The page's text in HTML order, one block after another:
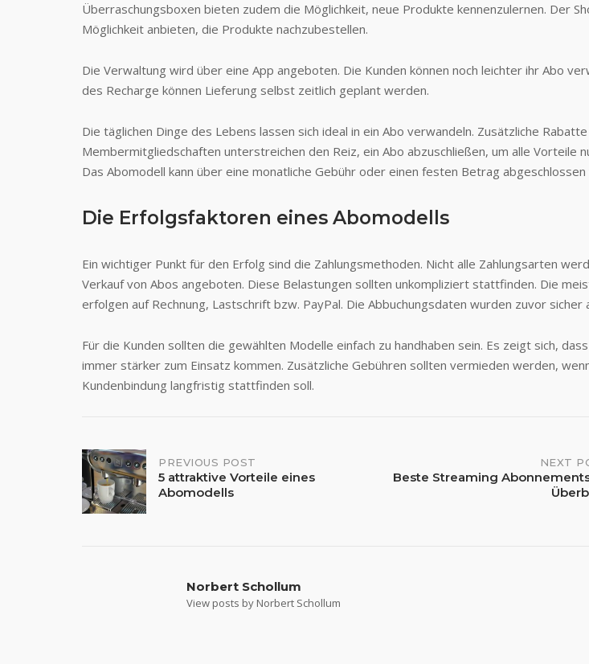
Überraschungsboxen bieten zudem die Möglichkeit, neue Produkte kennenzulernen. Der
Möglichkeit anbieten, die Produkte nachzubestellen.
Die Verwaltung wird über eine App angeboten. Die Kunden können noch leichter ihr Abo
des Recharge können Lieferung selbst zeitlich geplant werden.
Die täglichen Dinge des Lebens lassen sich ideal in ein Abo verwandeln. Zusätzliche
Membermitgliedschaften unterstreichen den Reiz, ein Abo abzuschließen, um alle Vorteile
Das Abomodell kann über eine monatliche Gebühr oder einen festen Betrag
Die Erfolgsfaktoren eines Abomodells
Ein wichtiger Punkt für den Erfolg sind die Zahlungsmethoden. Nicht alle Zahlungsarten
Verkauf von Abos angeboten. Diese Belastungen sollten unkompliziert stattfinden. Die
erfolgen auf Rechnung, Lastschrift bzw. PayPal. Die Abbuchungsdaten wurden zuvor sicher
Für die Kunden sollten die gewählten Modelle einfach zu handhaben sein. Es zeigt sich,
immer stärker zum Einsatz kommen. Zusätzliche Gebühren sollten vermieden werden,
Kundenbindung langfristig stattfinden soll.
Post
navigation
PREVIOUS POST
5 attraktive Vorteile eines
Abomodells
NEXT
Beste Streaming
Norbert Schollum
View posts by Norbert Schollum